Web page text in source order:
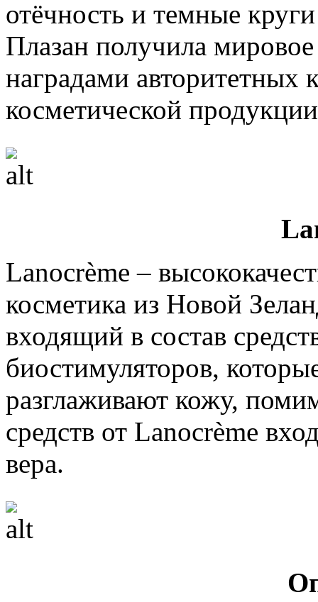
отёчность и темные
Плазан получила
наградами авторитетных
косметической
Lanocrème –
косметика из Новой
входящий в состав
биостимуляторов,
разглаживают кожу,
средств от Lanocrème
вера.